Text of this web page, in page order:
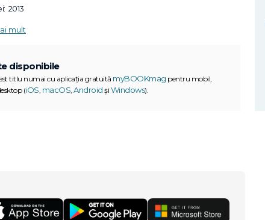
2013
mult
disponibile
titlu numai cu aplicația gratuită myBOOKmag pentru mobil,
(iOS, macOS, Android și Windows).